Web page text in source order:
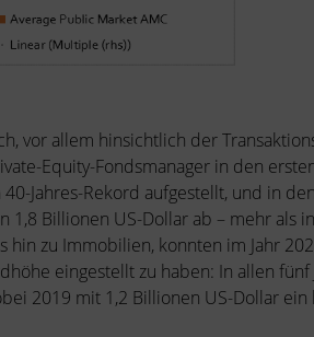
vor allem hinsichtlich der
Equity-Fondsmanager in den
Jahres-Rekord aufgestellt, und in
1,8 Billionen US-Dollar ab – mehr als
zu Immobilien, konnten im Jahr
eingestellt zu haben: In allen
2019 mit 1,2 Billionen US-Dollar